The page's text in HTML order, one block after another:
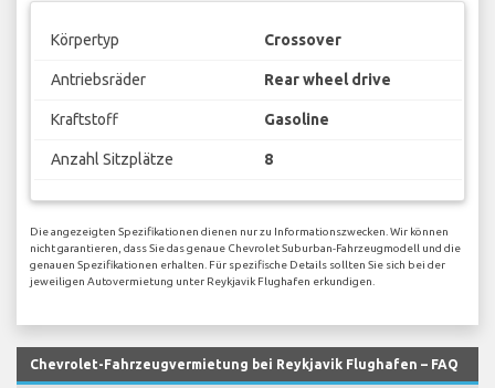
Körpertyp Crossover
Antriebsräder Rear wheel drive
Kraftstoff Gasoline
Anzahl Sitzplätze 8
Die angezeigten Spezifikationen dienen nur zu Informationszwecken. Wir können
nicht garantieren, dass Sie das genaue Chevrolet Suburban-Fahrzeugmodell und die
genauen Spezifikationen erhalten. Für spezifische Details sollten Sie sich bei der
jeweiligen Autovermietung unter Reykjavik Flughafen erkundigen.
Chevrolet-Fahrzeugvermietung bei Reykjavik Flughafen – FAQ